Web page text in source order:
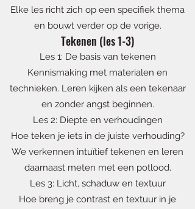
Elke les richt zich op een specifiek thema
en bouwt verder op de vorige.
Tekenen (les 1-3)
Les 1: De basis van tekenen
Kennismaking met materialen en
technieken. Leren kijken als een tekenaar
en zonder angst beginnen.
Les 2: Diepte en verhoudingen
Hoe teken je iets in de juiste verhouding?
We verkennen intuïtief tekenen en leren
daarnaast meten met een potlood.
Les 3: Licht, schaduw en textuur
Hoe breng je contrast en textuur in je